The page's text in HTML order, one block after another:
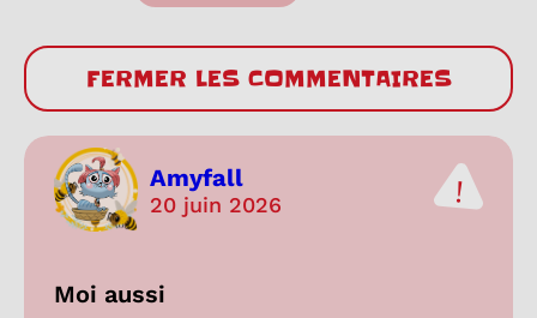
FERMER LES COMMENTAIRES
Amyfall
20 juin 2026
Moi aussi